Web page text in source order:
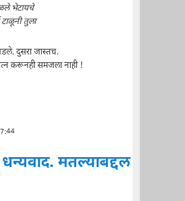
भेटायचे
तुला
दुसरा जास्तच.
करूनही समजला नाही !
मतल्याबद्दल